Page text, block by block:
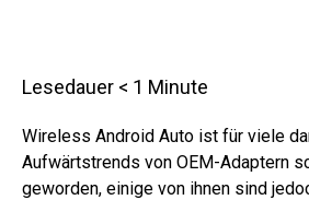
Lesedauer < 1 Minute
Wireless Android Auto ist für viele
Aufwärtstrends von OEM-Adaptern
geworden, einige von ihnen sind